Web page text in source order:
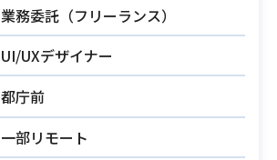
業務委託（フリーランス）
UI/UXデザイナー
都庁前
一部リモート